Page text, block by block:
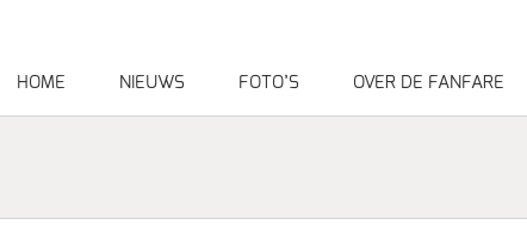
HOME NIEUWS FOTO’S OVER DE FANFARE